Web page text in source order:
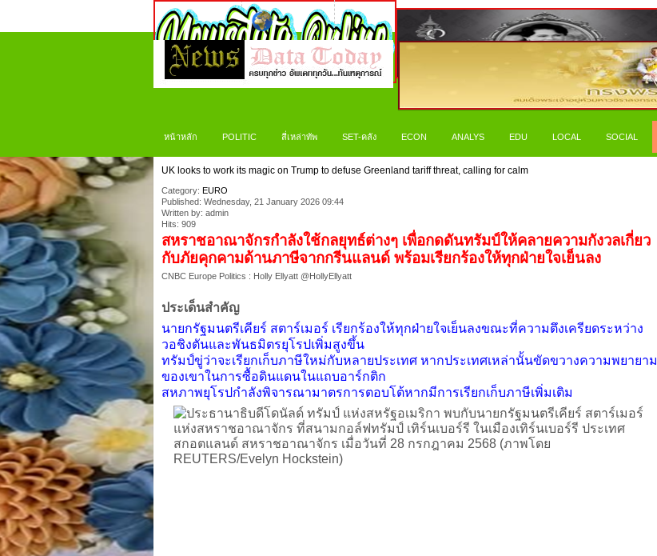
หน้าหลัก POLITIC สี่เหล่าทัพ SET-คลัง ECON ANALYS EDU LOCAL SOCIAL
UK looks to work its magic on Trump to defuse Greenland tariff threat, calling for calm
Category: EURO
Published: Wednesday, 21 January 2026 09:44
Written by: admin
Hits: 909
สหราชอาณาจักรกำลังใช้กลยุทธ์ต่างๆ เพื่อกดดันทรัมป์ให้คลายความกังวลเกี่ยว
กับภัยคุกคามด้านภาษีจากกรีนแลนด์ พร้อมเรียกร้องให้ทุกฝ่ายใจเย็นลง
CNBC Europe Politics : Holly Ellyatt @HollyEllyatt
ประเด็นสำคัญ
นายกรัฐมนตรีเคียร์ สตาร์เมอร์ เรียกร้องให้ทุกฝ่ายใจเย็นลงขณะที่ความตึงเครียดระหว่าง
วอชิงตันและพันธมิตรยุโรปเพิ่มสูงขึ้น
ทรัมป์ขู่ว่าจะเรียกเก็บภาษีใหม่กับหลายประเทศ หากประเทศเหล่านั้นขัดขวางความพยายาม
ของเขาในการซื้อดินแดนในแถบอาร์กติก
สหภาพยุโรปกำลังพิจารณามาตรการตอบโต้หากมีการเรียกเก็บภาษีเพิ่มเติม